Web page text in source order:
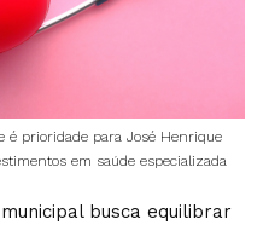
é prioridade para José Henrique
em saúde especializada
busca equilibrar